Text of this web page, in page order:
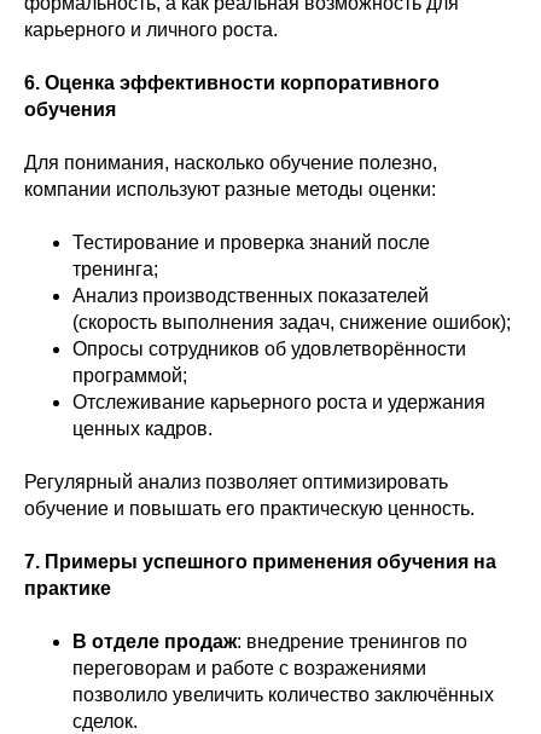
карьерного и личного роста.
6. Оценка эффективности корпоративного
обучения
Для понимания, насколько обучение полезно,
компании используют разные методы оценки:
Тестирование и проверка знаний после
тренинга;
Анализ производственных показателей
(скорость выполнения задач, снижение ошибок);
Опросы сотрудников об удовлетворённости
программой;
Отслеживание карьерного роста и удержания
ценных кадров.
Регулярный анализ позволяет оптимизировать
обучение и повышать его практическую ценность.
7. Примеры успешного применения обучения на
практике
В отделе продаж: внедрение тренингов по
переговорам и работе с возражениями
позволило увеличить количество заключённых
сделок.